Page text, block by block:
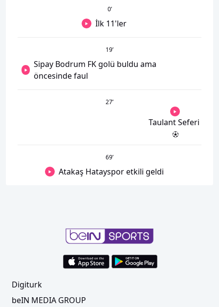
0’
İlk 11'ler
19’
Sipay Bodrum FK golü buldu ama
öncesinde faul
27’
Taulant Seferi
69’
Atakaş Hatayspor etkili geldi
Digiturk
beIN MEDIA GROUP